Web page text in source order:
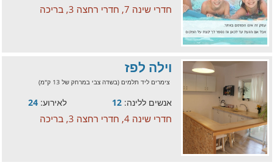
חדרי שינה 7, חדרי רחצה 3, בריכה
וילה לפז
צימרים ליד תלמים (בשדה צבי במרחק של 13 ק"מ)
אנשים ללינה: 12 לאירוע: 24
חדרי שינה 4, חדרי רחצה 3, בריכה